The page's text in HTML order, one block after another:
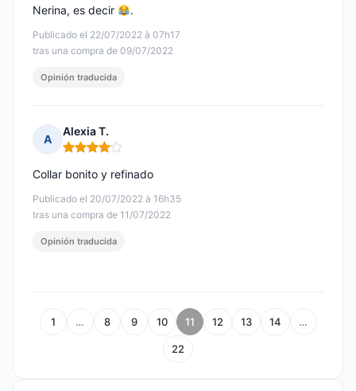
Publicado el 22/07/2022 à 07h17
tras una compra de 09/07/2022
Nerina, es decir
.
Opinión traducida
A
Alexia T.
Nota: 4 de 5
Publicado el 20/07/2022 à 16h35
tras una compra de 11/07/2022
Collar bonito y refinado
Opinión traducida
1 … 8 9 10 11 12 13 14 …
22